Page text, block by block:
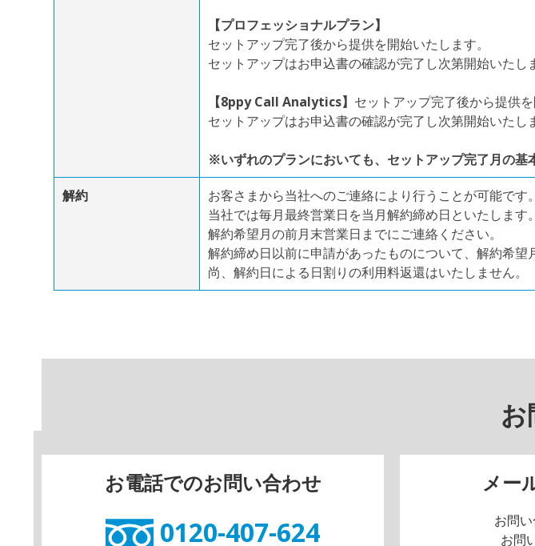
【プロフェッショナルプラン】
セットアップ完了後から提供を開始いたします。
セットアップはお申込書の確認が完了し次第開始いたし
【8ppy Call Analytics】 セットアップ完了後から提供を
セットアップはお申込書の確認が完了し次第開始いたし
※いずれのプランにおいても、セットアップ完了月の基
解約
お客さまから当社へのご連絡により行うことが可能です。
当社では毎月最終営業日を当月解約締め日といたします。
解約希望月の前月末営業日までにご連絡ください。
解約締め日以前に申請があったものについて、解約希望
尚、解約日による日割りの利用料返還はいたしません。
お
お電話でのお問い合わせ
0120-407-624
メー
お問
お問